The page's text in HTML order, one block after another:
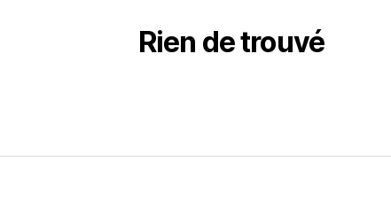
Rien de trouvé